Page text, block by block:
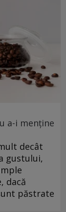
a-i menține
decât
gustului,
dacă
păstrate